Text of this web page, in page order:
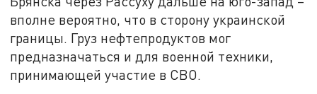
вполне вероятно, что в сторону украинской
границы. Груз нефтепродуктов мог
предназначаться и для военной техники,
принимающей участие в СВО.